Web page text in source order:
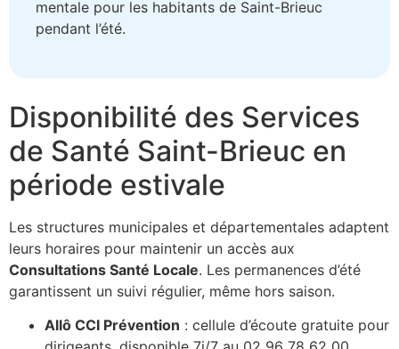
mentale pour les habitants de Saint-Brieuc
pendant l’été.
Disponibilité des Services
de Santé Saint-Brieuc en
période estivale
Les structures municipales et départementales adaptent
leurs horaires pour maintenir un accès aux
Consultations Santé Locale. Les permanences d’été
garantissent un suivi régulier, même hors saison.
Allô CCI Prévention : cellule d’écoute gratuite pour